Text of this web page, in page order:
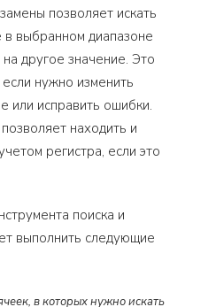
позволяет искать
в выбранном диапазоне
другое значение. Это
нужно изменить
или исправить ошибки.
находить и
регистра, если это
поиска и
выполнить следующие
в которых нужно искать